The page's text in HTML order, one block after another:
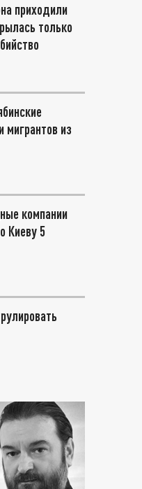
приходили
только
мигрантов из
компании
Киеву 5